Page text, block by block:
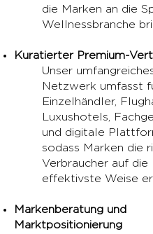
die Marken an die
Wellnessbranche
Kuratierter Premium-
Unser
Netzwerk umfasst
Einzelhändler,
Luxushotels,
und digitale
sodass Marken die
Verbraucher auf die
effektivste Weise
Markenberatung und
Marktpositionierung